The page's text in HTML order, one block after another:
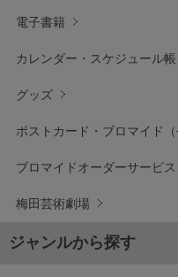
電子書籍
カレンダー・スケジュール帳
グッズ
ポストカード・ブロマイド（
ブロマイドオーダーサービス
梅田芸術劇場
ジャンルから探す